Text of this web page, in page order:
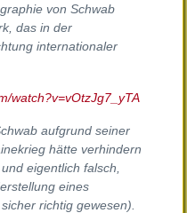
von Schwab
das in der
internationaler
watch?v=vOtzJg7_yTA
aufgrund seiner
hätte verhindern
eigentlich falsch,
eines
richtig gewesen).